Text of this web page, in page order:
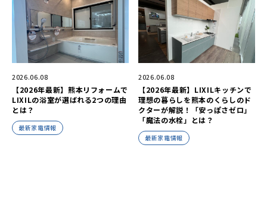
2026.06.08
【2026年最新】熊本リフォームで
LIXILの浴室が選ばれる2つの理由
とは？
最新家電情報
2026.06.08
【2026年最新】LIXILキッチンで
理想の暮らしを熊本のくらしのド
クターが解説！「安っぽさゼロ」
「魔法の水栓」とは？
最新家電情報